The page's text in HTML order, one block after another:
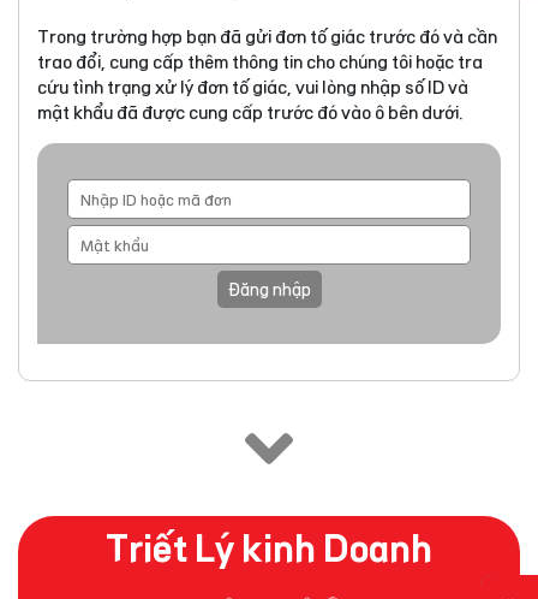
Trong trường hợp bạn đã gửi đơn tố giác trước đó và cần
trao đổi, cung cấp thêm thông tin cho chúng tôi hoặc tra
cứu tình trạng xử lý đơn tố giác, vui lòng nhập số ID và
mật khẩu đã được cung cấp trước đó vào ô bên dưới.
Đăng nhập
Triết Lý kinh Doanh